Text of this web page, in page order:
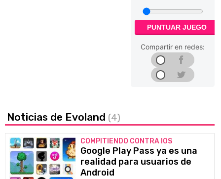
PUNTUAR JUEGO
Compartir en redes:
Noticias de Evoland (4)
COMPITIENDO CONTRA IOS
Google Play Pass ya es una
realidad para usuarios de
Android